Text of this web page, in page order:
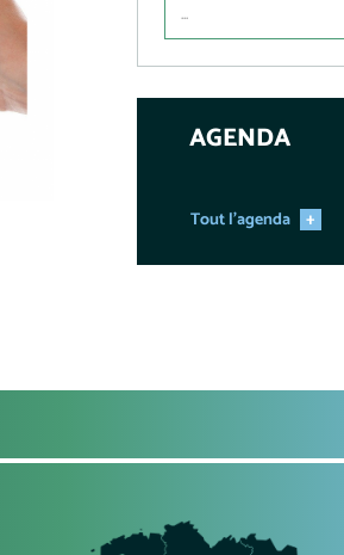
...
AGENDA
Tout l'agenda